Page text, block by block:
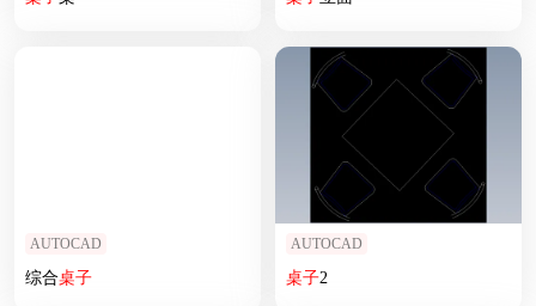
AUTOCAD
综合桌子
AUTOCAD
桌子2